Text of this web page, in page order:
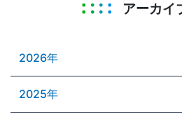
アーカイ
2026年
2025年